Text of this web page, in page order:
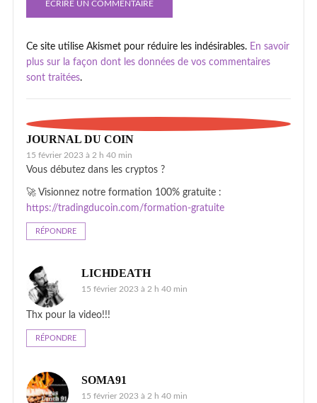
Ce site utilise Akismet pour réduire les indésirables. En savoir
plus sur la façon dont les données de vos commentaires
sont traitées.
JOURNAL DU COIN
15 février 2023 à 2 h 40 min
Vous débutez dans les cryptos ?
🚀 Visionnez notre formation 100% gratuite :
https://tradingducoin.com/formation-gratuite
RÉPONDRE
LICHDEATH
15 février 2023 à 2 h 40 min
Thx pour la video!!!
RÉPONDRE
SOMA91
15 février 2023 à 2 h 40 min